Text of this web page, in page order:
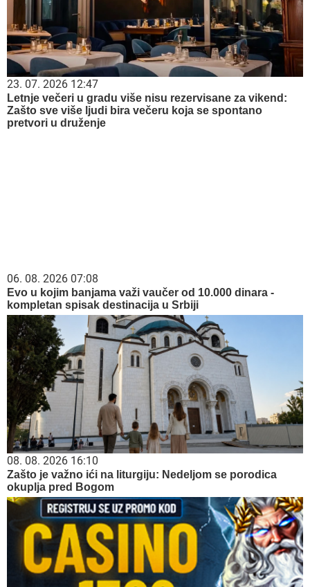
23. 07. 2026 12:47
Letnje večeri u gradu više nisu rezervisane za vikend:
Zašto sve više ljudi bira večeru koja se spontano
pretvori u druženje
06. 08. 2026 07:08
Evo u kojim banjama važi vaučer od 10.000 dinara -
kompletan spisak destinacija u Srbiji
08. 08. 2026 16:10
Zašto je važno ići na liturgiju: Nedeljom se porodica
okuplja pred Bogom